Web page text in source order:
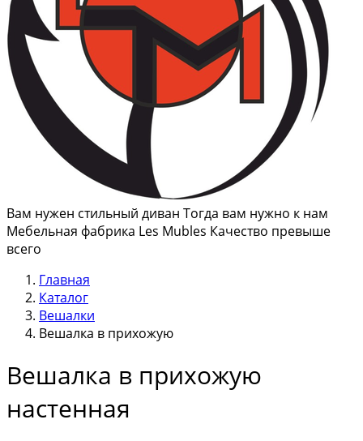
Вам нужен стильный диван Тогда вам нужно к нам
Мебельная фабрика Les Mubles Качество превыше
всего
Главная
Каталог
Вешалки
Вешалка в прихожую
Вешалка в прихожую
настенная